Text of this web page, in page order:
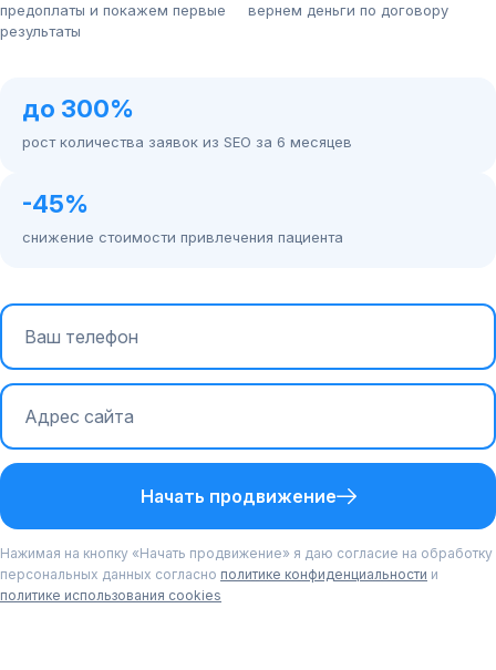
предоплаты и покажем первые
результаты
вернем деньги по договору
до 300%
рост количества заявок из SEO за 6 месяцев
-45%
снижение стоимости привлечения пациента
Начать продвижение
Нажимая на кнопку «Начать продвижение» я даю согласие на обработку
персональных данных согласно политике конфиденциальности и
политике использования cookies